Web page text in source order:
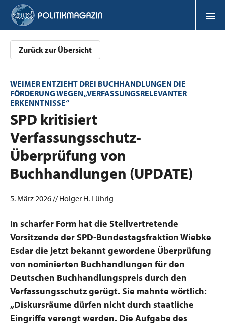
Zurück zur Übersicht
WEIMER ENTZIEHT DREI BUCHHANDLUNGEN DIE
FÖRDERUNG WEGEN „VERFASSUNGSRELEVANTER
ERKENNTNISSE“
:SPD kritisiert
Verfassungsschutz-
Überprüfung von
Buchhandlungen (UPDATE)
5. März 2026 // Holger H. Lührig
In scharfer Form hat die Stellvertretende
Vorsitzende der SPD-Bundestagsfraktion Wiebke
Esdar die jetzt bekannt gewordene Überprüfung
von nominierten Buchhandlungen für den
Deutschen Buchhandlungspreis durch den
Verfassungsschutz gerügt. Sie mahnte wörtlich:
„Diskursräume dürfen nicht durch staatliche
Eingriffe verengt werden. Die Aufgabe des